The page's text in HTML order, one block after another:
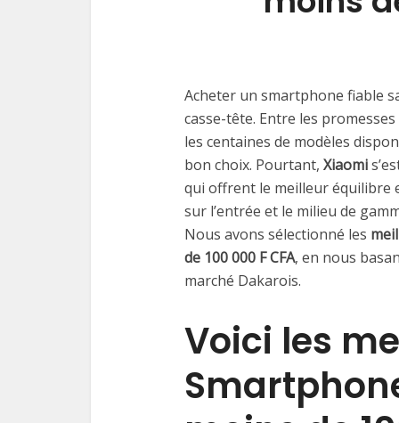
Acheter un smartphone fiable
casse-tête. Entre les
les centaines de modèles
bon choix. Pourtant, Xiaomi
qui offrent le meilleur équilibre
sur l’entrée et le milieu de
Nous avons sélectionné les
de 100 000 F CFA, en nous
marché Dakarois.
Voici les